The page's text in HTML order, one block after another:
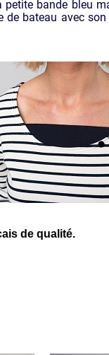
bande bleu
bateau avec
de qualité.